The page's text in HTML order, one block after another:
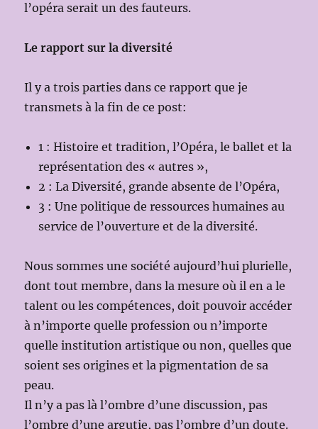
l’opéra serait un des fauteurs.
Le rapport sur la diversité
Il y a trois parties dans ce rapport que je
transmets à la fin de ce post:
1 : Histoire et tradition, l’Opéra, le ballet et la
représentation des « autres »,
2 : La Diversité, grande absente de l’Opéra,
3 : Une politique de ressources humaines au
service de l’ouverture et de la diversité.
Nous sommes une société aujourd’hui plurielle,
dont tout membre, dans la mesure où il en a le
talent ou les compétences, doit pouvoir accéder
à n’importe quelle profession ou n’importe
quelle institution artistique ou non, quelles que
soient ses origines et la pigmentation de sa
peau.
Il n’y a pas là l’ombre d’une discussion, pas
l’ombre d’une argutie, pas l’ombre d’un doute.